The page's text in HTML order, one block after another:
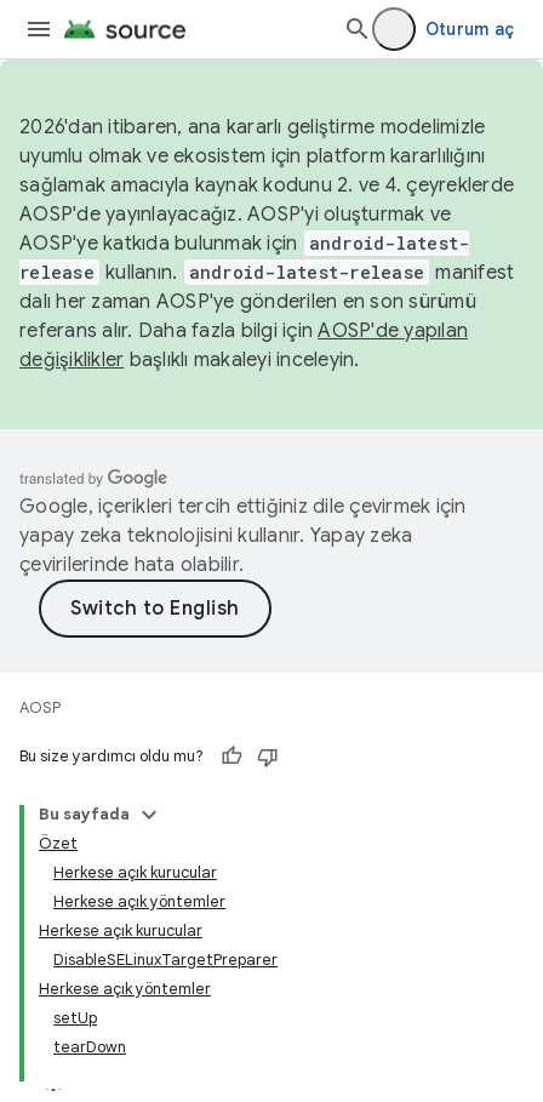
Oturum aç
2026'dan itibaren, ana kararlı geliştirme modelimizle
uyumlu olmak ve ekosistem için platform kararlılığını
sağlamak amacıyla kaynak kodunu 2. ve 4. çeyreklerde
AOSP'de yayınlayacağız. AOSP'yi oluşturmak ve
AOSP'ye katkıda bulunmak için
android-latest-
release kullanın. android-latest-release manifest
dalı her zaman AOSP'ye gönderilen en son sürümü
referans alır. Daha fazla bilgi içinAOSP'de yapılan
değişiklikler başlıklı makaleyi inceleyin.
Google, içerikleri tercih ettiğiniz dile çevirmek için
yapay zeka teknolojisini kullanır. Yapay zeka
çevirilerinde hata olabilir.
AOSP
Bu size yardımcı oldu mu?
Bu sayfada
Özet
Herkese açık kurucular
Herkese açık yöntemler
Herkese açık kurucular
DisableSELinuxTargetPreparer
Herkese açık yöntemler
setUp
tearDown